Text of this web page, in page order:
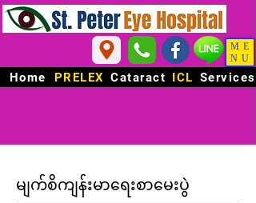
Home PRELEX Cataract Services
ICL
ME
NU
မျက်စိကျန်းမာရေးစာမေးပွဲ